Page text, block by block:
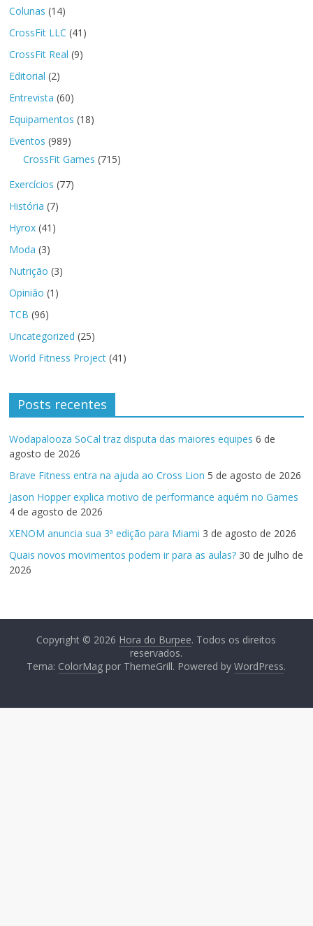
Colunas (14)
CrossFit LLC (41)
CrossFit Real (9)
Editorial (2)
Entrevista (60)
Equipamentos (18)
Eventos (989)
CrossFit Games (715)
Exercícios (77)
História (7)
Hyrox (41)
Moda (3)
Nutrição (3)
Opinião (1)
TCB (96)
Uncategorized (25)
World Fitness Project (41)
Posts recentes
Wodapalooza SoCal traz disputa das maiores equipes 6 de
agosto de 2026
Brave Fitness entra na ajuda ao Cross Lion 5 de agosto de 2026
Jason Hopper explica motivo de performance aquém no Games
4 de agosto de 2026
XENOM anuncia sua 3ª edição para Miami 3 de agosto de 2026
Quais novos movimentos podem ir para as aulas? 30 de julho de
2026
Copyright © 2026 Hora do Burpee. Todos os direitos
reservados.
Tema: ColorMag por ThemeGrill. Powered byWordPress.